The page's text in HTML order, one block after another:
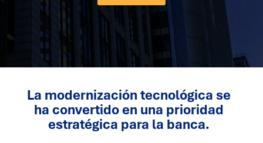
La modernización tecnológica se
ha convertido en una prioridad
estratégica para la banca.